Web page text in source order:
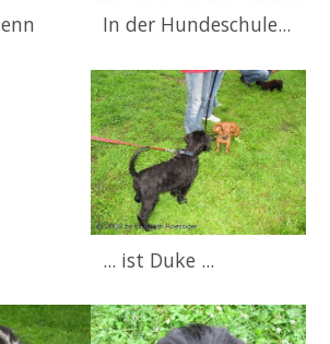
In der Hundeschule...
... ist Duke ...